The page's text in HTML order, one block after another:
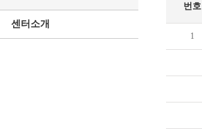
센터소개
번호
1